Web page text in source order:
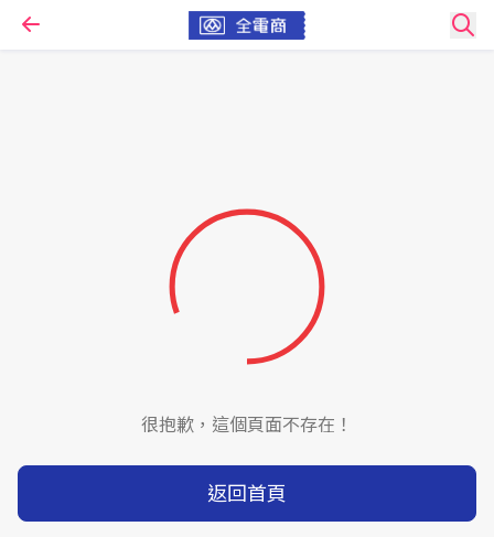
很抱歉，這個頁面不存在！
返回首頁